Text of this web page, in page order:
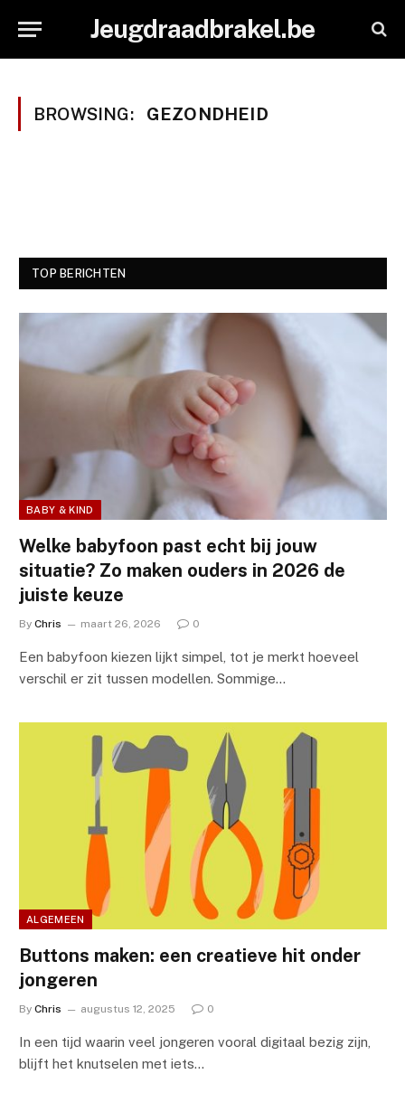
Jeugdraadbrakel.be
BROWSING: GEZONDHEID
TOP BERICHTEN
BABY & KIND
Welke babyfoon past echt bij jouw
situatie? Zo maken ouders in 2026 de
juiste keuze
By Chris maart 26, 2026 0
Een babyfoon kiezen lijkt simpel, tot je merkt hoeveel
verschil er zit tussen modellen. Sommige…
ALGEMEEN
Buttons maken: een creatieve hit onder
jongeren
By Chris augustus 12, 2025 0
In een tijd waarin veel jongeren vooral digitaal bezig zijn,
blijft het knutselen met iets…